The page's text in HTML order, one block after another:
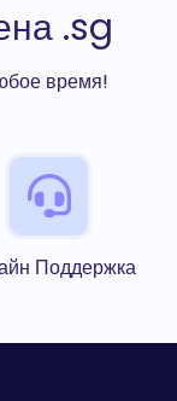
.sg
время!
Поддержка